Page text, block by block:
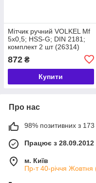
Мітчик ручний VOLKEL Мf
5х0,5; HSS-G; DIN 2181;
комплект 2 шт (26314)
872 ₴
Купити
Про нас
98% позитивних з 173
Працює з 28.09.2012
м. Київ
Пр-т 40-річчя Жовтня